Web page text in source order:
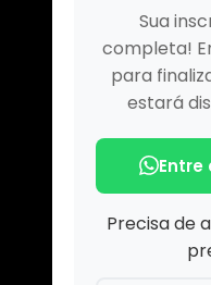
Sua
completa!
para
estará
Entre
Precisa de